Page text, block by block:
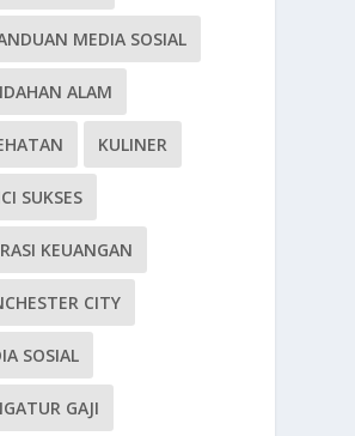
MEDIA SOSIAL
ALAM
KULINER
SUKSES
KEUANGAN
CITY
SOSIAL
GAJI